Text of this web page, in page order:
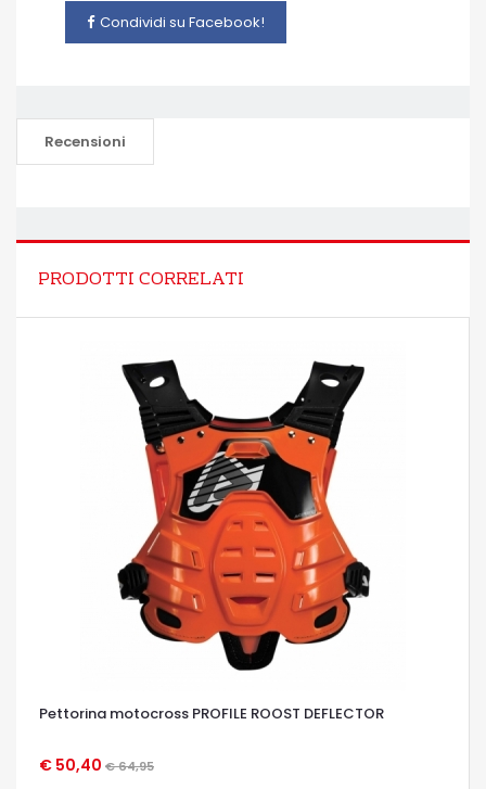
Condividi su Facebook!
Recensioni
PRODOTTI CORRELATI
Pettorina motocross PROFILE ROOST DEFLECTOR
€ 50,40 € 64,95
OCCHIATA VELOCE